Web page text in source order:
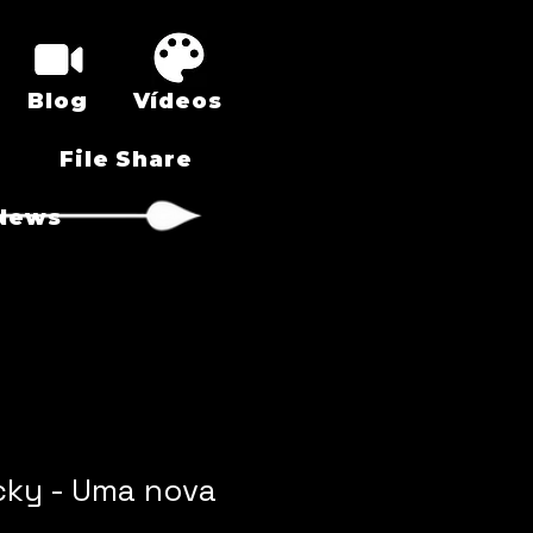
Blog Vídeos
File Share
- Uma nova